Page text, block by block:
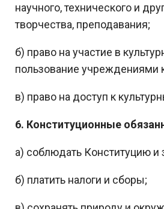
научного, технического и
творчества, преподавания;
б) право на участие в
пользование учреждениями
в) право на доступ к
6. Конституционные
а) соблюдать Конституцию и
б) платить налоги и сборы;